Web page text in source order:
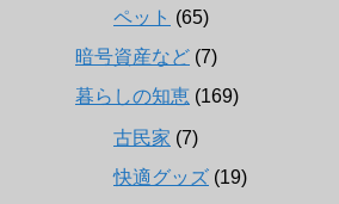
ペット (65)
暗号資産など (7)
暮らしの知恵 (169)
古民家 (7)
快適グッズ (19)